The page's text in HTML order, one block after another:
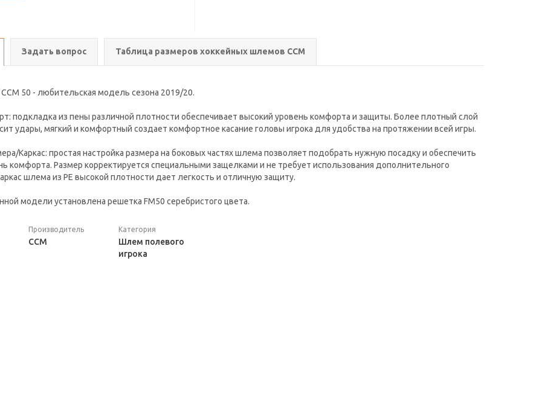
Задать вопрос Таблица размеров хоккейных шлемов CCM
50 - любительская модель сезона 2019/20.
подкладка из пены различной плотности обеспечивает высокий уровень комфорта и защиты. Более плотный слой
удары, мягкий и комфортный создает комфортное касание головы игрока для удобства на протяжении всей игры.
Каркас: простая настройка размера на боковых частях шлема позволяет подобрать нужную посадку и обеспечить
комфорта. Размер корректируется специальными защелками и не требует использования дополнительного
шлема из PE высокой плотности дает легкость и отличную защиту.
модели установлена решетка FM50 серебристого цвета.
Производитель
ССМ
Категория
Шлем полевого
игрока